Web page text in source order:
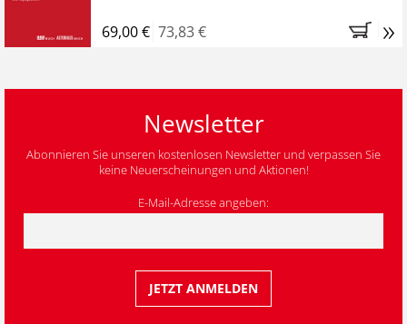
69,00 € 73,83 € »
Newsletter
Abonnieren Sie unseren kostenlosen Newsletter und verpassen Sie
keine Neuerscheinungen und Aktionen!
E-Mail-Adresse angeben: